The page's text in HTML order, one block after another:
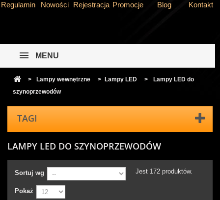
Regulamin Nowości Rejestracja Promocje Blog Kontakt
MENU
> Lampy wewnętrzne > Lampy LED >
Lampy LED do
szynoprzewodów
TAGI
LAMPY LED DO SZYNOPRZEWODÓW
Sortuj wg
Pokaż
Jest 172 produktów.